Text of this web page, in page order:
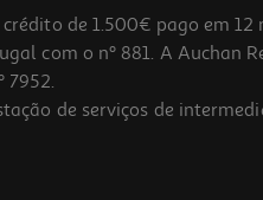
de 1.500€ pago em
com o nº 881. A
7952.
de serviços de